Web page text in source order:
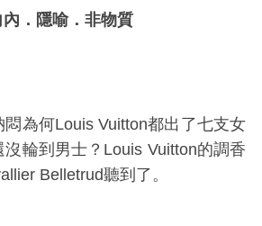
向內．隱喻．非物質
為何Louis Vuitton都出了七支女
輪到男士？Louis Vuitton的調香
Belletrud聽到了。